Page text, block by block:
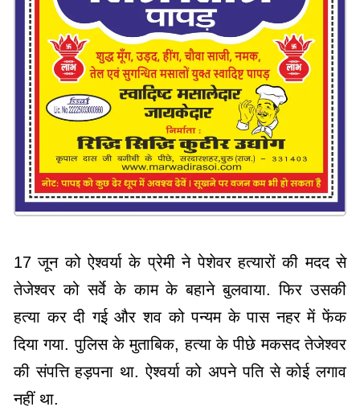
17 जून को ऐश्वर्या के प्रेमी ने पेशेवर हत्यारों की मदद से
तेजेश्वर को सर्वे के काम के बहाने बुलवाया. फिर उसकी
हत्या कर दी गई और शव को पन्यम के पास नहर में फेंक
दिया गया. पुलिस के मुताबिक, हत्या के पीछे मकसद तेजेश्वर
की संपत्ति हड़पना था. ऐश्वर्या को अपने पति से कोई लगाव
नहीं था.